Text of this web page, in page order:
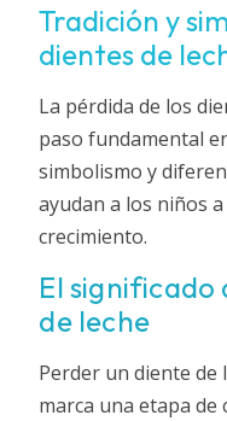
Tradición y
dientes de
La pérdida de los
paso fundamental
simbolismo y
ayudan a los niños
crecimiento.
El significado
de leche
Perder un diente de
marca una etapa de